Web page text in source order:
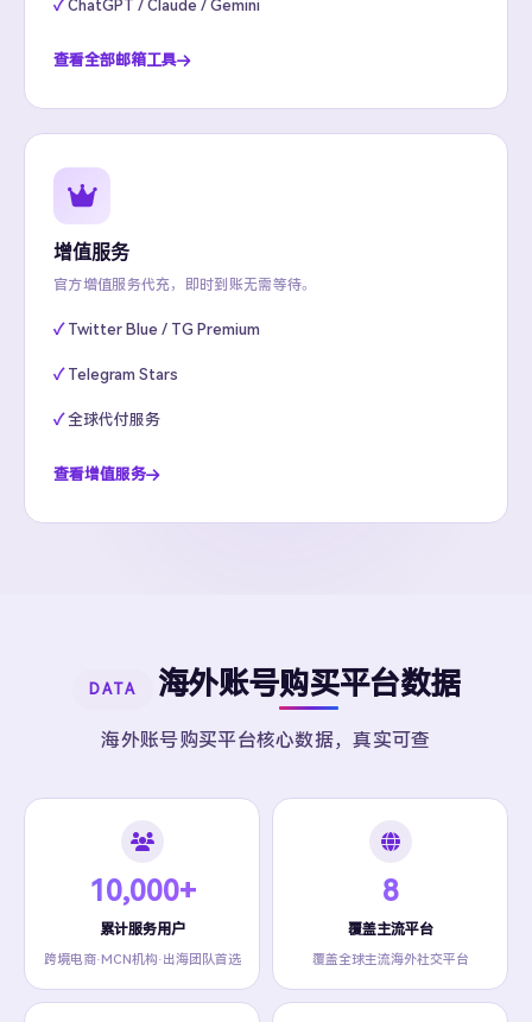
ChatGPT / Claude / Gemini
查看全部邮箱工具
增值服务
官方增值服务代充，即时到账无需等待。
Twitter Blue / TG Premium
Telegram Stars
全球代付服务
查看增值服务
DATA 海外账号购买平台数据
海外账号购买平台核心数据，真实可查
10,000+
累计服务用户
跨境电商·MCN机构·出海团队首选
8
覆盖主流平台
覆盖全球主流海外社交平台